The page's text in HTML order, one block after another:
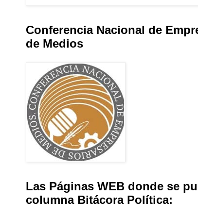
Conferencia Nacional de
de Medios
Las Páginas WEB donde se
columna Bitácora Política: